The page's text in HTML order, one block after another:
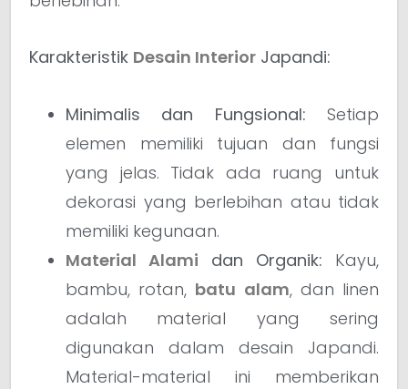
Karakteristik Desain Interior Japandi:
Minimalis dan Fungsional: Setiap
elemen memiliki tujuan dan fungsi
yang jelas. Tidak ada ruang untuk
dekorasi yang berlebihan atau tidak
memiliki kegunaan.
Material Alami dan Organik: Kayu,
bambu, rotan, batu alam, dan linen
adalah material yang sering
digunakan dalam desain Japandi.
Material-material ini memberikan